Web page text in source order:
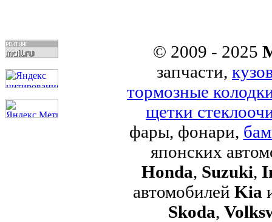
© 2009 - 2025
запчасти,
тормозные
щетки
фары, фонари,
японских
Honda, Suzuki,
автомобилей Kia
Skoda,